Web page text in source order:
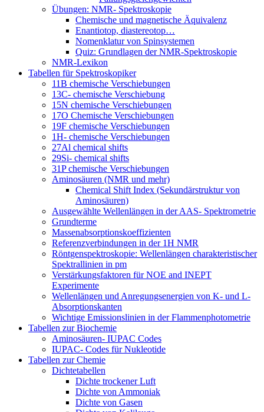
Übungen: NMR- Spektroskopie
Chemische und magnetische Äquivalenz
Enantiotop, diastereotop…
Nomenklatur von Spinsystemen
Quiz: Grundlagen der NMR-Spektroskopie
NMR-Lexikon
Tabellen für Spektroskopiker
11B chemische Verschiebungen
13C- chemische Verschiebung
15N chemische Verschiebungen
17O Chemische Verschiebungen
19F chemische Verschiebungen
1H- chemische Verschiebungen
27Al chemical shifts
29Si- chemical shifts
31P chemische Verschiebungen
Aminosäuren (NMR und mehr)
Chemical Shift Index (Sekundärstruktur von
Aminosäuren)
Ausgewählte Wellenlängen in der AAS- Spektrometrie
Grundterme
Massenabsorptionskoeffizienten
Referenzverbindungen in der 1H NMR
Röntgenspektroskopie: Wellenlängen charakteristischer
Spektrallinien in pm
Verstärkungsfaktoren für NOE and INEPT
Experimente
Wellenlängen und Anregungsenergien von K- und L-
Absorptionskanten
Wichtige Emissionslinien in der Flammenphotometrie
Tabellen zur Biochemie
Aminosäuren- IUPAC Codes
IUPAC- Codes für Nukleotide
Tabellen zur Chemie
Dichtetabellen
Dichte trockener Luft
Dichte von Ammoniak
Dichte von Gasen